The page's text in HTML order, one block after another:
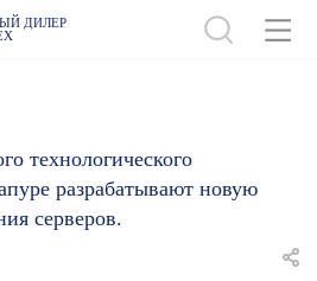
ДИЛЕР
технологического
разрабатывают новую
серверов.